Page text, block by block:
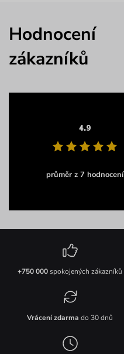
Hodnocení
zákazníků
4.9
průměr z 7 hodnocení
+750 000spokojených zákazníků
Vrácení zdarma do 30 dnů